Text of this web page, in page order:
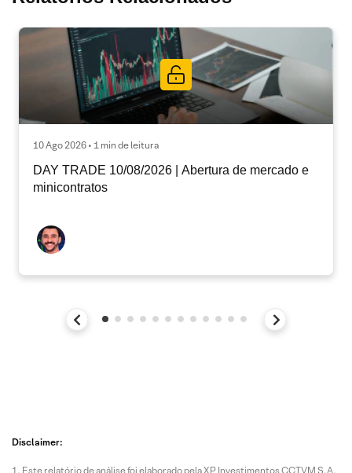
10 Ago 2026 • 1 min de leitura
DAY TRADE 10/08/2026 | Abertura de mercado e
minicontratos
Disclaimer:
Este relatório de análise foi elaborado pela XP Investimentos CCTVM S.A.